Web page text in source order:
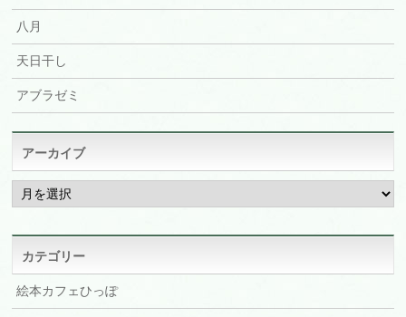
八月
天日干し
アブラゼミ
アーカイブ
ア
ー
カ
カテゴリー
絵本カフェひっぽ